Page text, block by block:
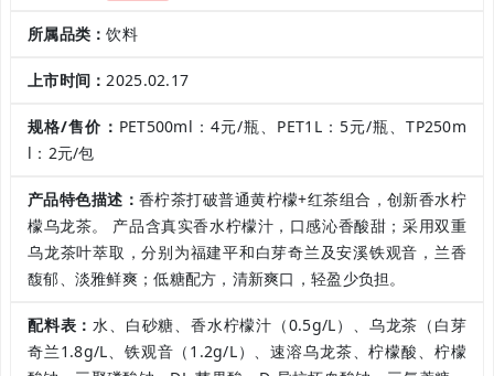
所属品类：饮料
上市时间：2025.02.17
规格/售价： PET500ml：4元/瓶、PET1L：5元/瓶、TP250m
l：2元/包
产品特色描述：香柠茶打破普通黄柠檬+红茶组合，创新香水柠
檬乌龙茶。 产品含真实香水柠檬汁，口感沁香酸甜；采用双重
乌龙茶叶萃取，分别为福建平和白芽奇兰及安溪铁观音，兰香
馥郁、淡雅鲜爽；低糖配方，清新爽口，轻盈少负担。
配料表：水、白砂糖、香水柠檬汁（0.5g/L）、乌龙茶（白芽
奇兰1.8g/L、铁观音（1.2g/L）、速溶乌龙茶、柠檬酸、柠檬